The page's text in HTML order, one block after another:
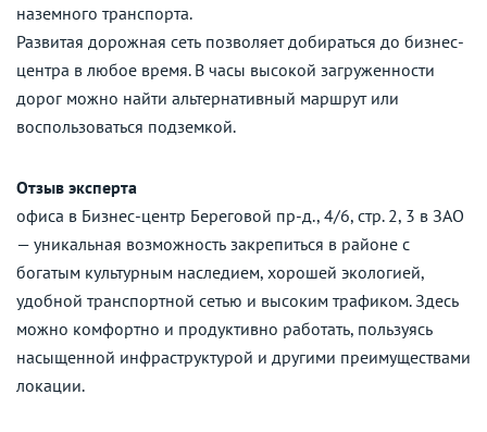
наземного транспорта.
Развитая дорожная сеть позволяет добираться до бизнес-
центра в любое время. В часы высокой загруженности
дорог можно найти альтернативный маршрут или
воспользоваться подземкой.
Отзыв эксперта
офиса в Бизнес-центр Береговой пр-д., 4/6, стр. 2, 3 в ЗАО
— уникальная возможность закрепиться в районе с
богатым культурным наследием, хорошей экологией,
удобной транспортной сетью и высоким трафиком. Здесь
можно комфортно и продуктивно работать, пользуясь
насыщенной инфраструктурой и другими преимуществами
локации.